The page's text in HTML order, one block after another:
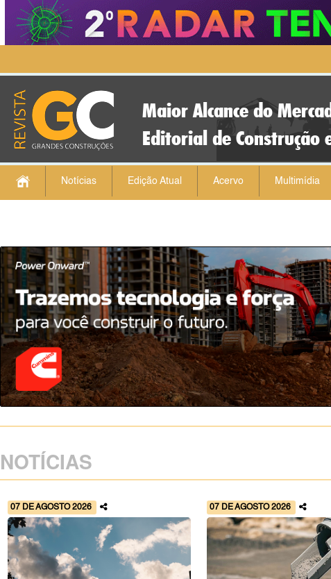
Maior Alcance do
Editorial de Construção
Notícias Edição Atual Acervo Multimídia
NOTÍCIAS
07 DE AGOSTO 2026 07 DE AGOSTO 2026